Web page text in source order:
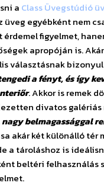
a Class Üvegstúdió
egyébként nem
figyelmet,
apropóján is.
választásnak
a fényt, és így
. Akkor is remek
divatos galériás
belmagassággal
akár két különálló tér
a tároláshoz is
beltéri felhasználás